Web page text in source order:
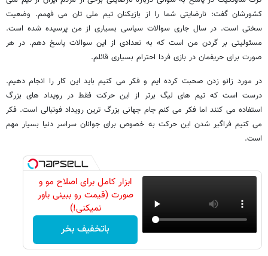
کشورشان گفت: نارضایتی شما را از بازیکنان تیم ملی تان می فهمم. وضعیت
سختی است. در سال جاری سوالات سیاسی بسیاری از من پرسیده شده است.
مسئولیتی بر گردن من است که به تعدادی از این سوالات پاسخ دهم. در هر
صورت برای حریفمان در بازی فردا احترام بسیاری قائلم.
در مورد زانو زدن صحبت کرده ایم و فکر می کنیم باید این کار را انجام دهیم.
درست است که تیم های لیگ برتر از این حرکت فقط در رویداد های بزرگ
استفاده می کنند اما فکر می کنم جام جهانی بزرگ ترین رویداد فوتبالی است. فکر
می کنیم فراگیر شدن این حرکت به خصوص برای جوانان سراسر دنیا بسیار مهم
است.
ابزار کامل برای اصلاح مو و
صورت (قیمت رو ببینی باور
نمیکنی!)
باتخفیف بخر